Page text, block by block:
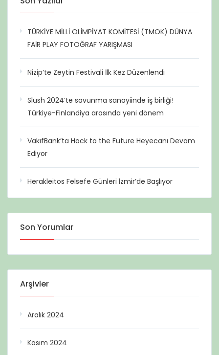
TÜRKİYE MİLLİ OLİMPİYAT KOMİTESİ (TMOK) DÜNYA
FAİR PLAY FOTOĞRAF YARIŞMASI
Nizip’te Zeytin Festivali İlk Kez Düzenlendi
Slush 2024’te savunma sanayiinde iş birliği!
Türkiye-Finlandiya arasında yeni dönem
VakıfBank’ta Hack to the Future Heyecanı Devam
Ediyor
Herakleitos Felsefe Günleri İzmir’de Başlıyor
Son Yorumlar
Arşivler
Aralık 2024
Kasım 2024